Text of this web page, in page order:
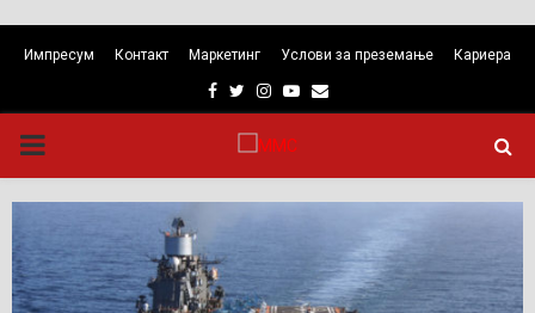
Импресум Контакт Маркетинг Услови за преземање Кариера
Facebook
TwitterInstagram
Youtube
Email
PRIMARY
MENU